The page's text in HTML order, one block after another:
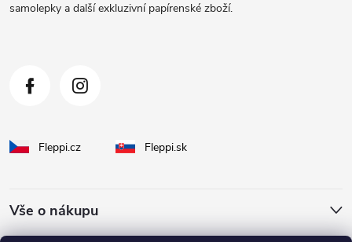
samolepky a další exkluzivní papírenské zboží.
Fleppi.cz Fleppi.sk
Vše o nákupu